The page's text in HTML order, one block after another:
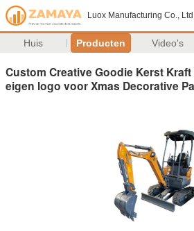
Luox Manufacturing Co.,
Huis Producten Video's
Custom Creative Goodie Kerst
eigen logo voor Xmas Decorative